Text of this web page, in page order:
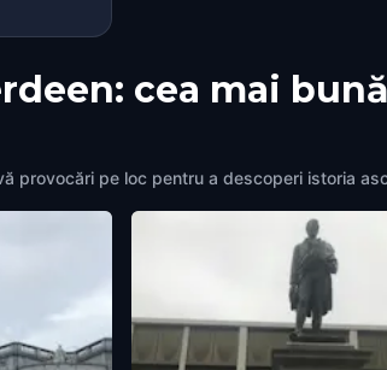
cea mai
provocări pe loc pentru a descoperi istoria